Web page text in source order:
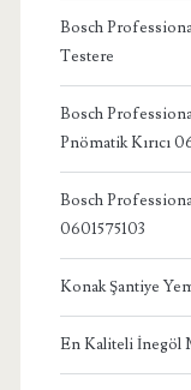
Bosch
Testere
Bosch
Pnömatik Kırıcı
Bosch
0601575103
Konak Şantiye
En Kaliteli İnegöl